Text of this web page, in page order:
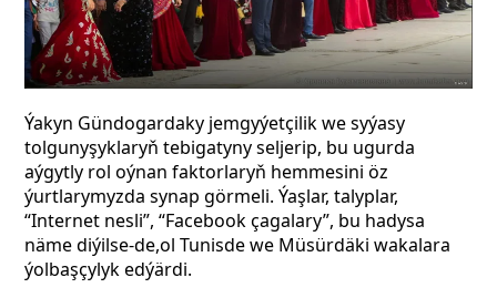
Ýakyn Gündogardaky jemgyýetçilik we syýasy
tolgunyşyklaryň tebigatyny seljerip, bu ugurda
aýgytly rol oýnan faktorlaryň hemmesini öz
ýurtlarymyzda synap görmeli. Ýaşlar, talyplar,
“Internet nesli”, “Facebook çagalary”, bu hadysa
näme diýilse-de,olTunisde we Müsürdäki wakalara
ýolbaşçylyk edýärdi.